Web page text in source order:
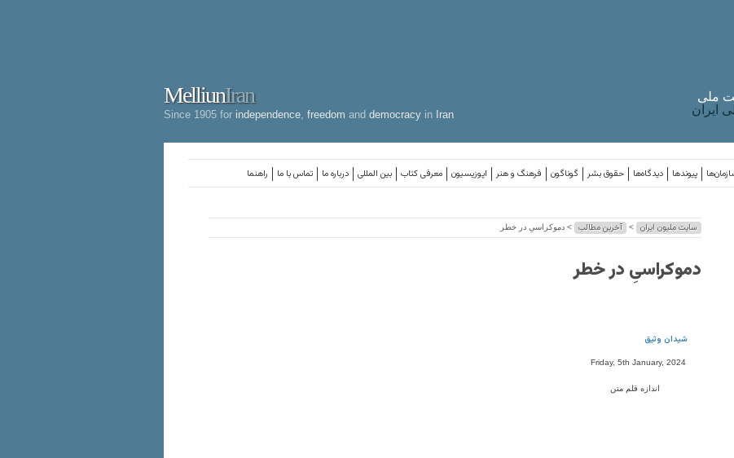
MelliunIran
Since 1905 for independence freedom and democracy in Iran
ملی
ایران
راهنما تماس با ما درباره ما بین المللی معرفی کتاب اپوزیسیون فرهنگ و هنر گوناگون حقوق بشر دیدگاه‌ها پیوندها
سایت ملیون ایران > آخرین مطالب > دموکراسیِ در خطر
دموکراسیِ در خطر
شیدان وثیق
Friday, 5th January, 2024
اندازه قلم متن